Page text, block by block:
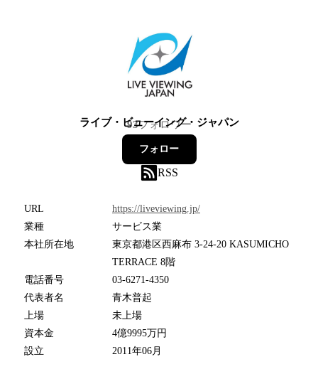
ライブ・ビューイング・ジャパン
93フォロワー
フォロー
RSS
URL
https://liveviewing.jp/
業種
サービス業
本社所在地
東京都港区西麻布 3-24-20 KASUMICHO
TERRACE 8階
電話番号
03-6271-4350
代表者名
青木普起
上場
未上場
資本金
4億9995万円
設立
2011年06月